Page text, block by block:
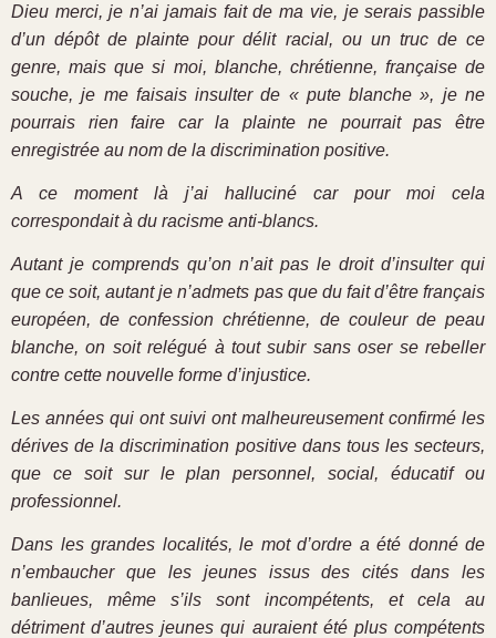
Dieu merci, je n’ai jamais fait de ma vie, je serais passible
d’un dépôt de plainte pour délit racial, ou un truc de ce
genre, mais que si moi, blanche, chrétienne, française de
souche, je me faisais insulter de « pute blanche », je ne
pourrais rien faire car la plainte ne pourrait pas être
enregistrée au nom de la discrimination positive.
A ce moment là j’ai halluciné car pour moi cela
correspondait à du racisme anti-blancs.
Autant je comprends qu’on n’ait pas le droit d’insulter qui
que ce soit, autant je n’admets pas que du fait d’être français
européen, de confession chrétienne, de couleur de peau
blanche, on soit relégué à tout subir sans oser se rebeller
contre cette nouvelle forme d’injustice.
Les années qui ont suivi ont malheureusement confirmé les
dérives de la discrimination positive dans tous les secteurs,
que ce soit sur le plan personnel, social, éducatif ou
professionnel.
Dans les grandes localités, le mot d’ordre a été donné de
n’embaucher que les jeunes issus des cités dans les
banlieues, même s’ils sont incompétents, et cela au
détriment d’autres jeunes qui auraient été plus compétents